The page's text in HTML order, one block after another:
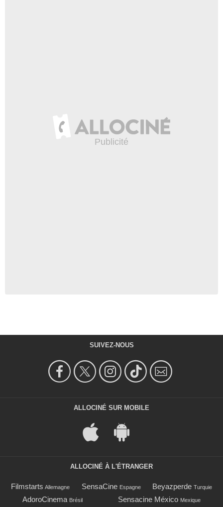
SUIVEZ-NOUS
ALLOCINÉ SUR MOBILE
ALLOCINÉ À L'ÉTRANGER
Filmstarts Allemagne SensaCine Espagne Beyazperde Turquie
AdoroCinema Brésil Sensacine México Mexique